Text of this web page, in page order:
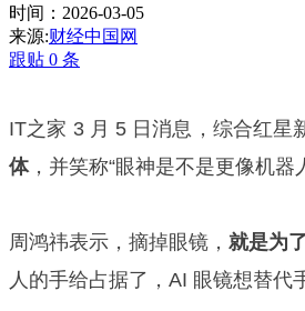
时间：2026-03-05
来源:财经中国网
跟贴 0 条
IT之家 3 月 5 日消息，综合红星
体，并笑称“眼神是不是更像机器
周鸿祎表示，摘掉眼镜， 就是为
人的手给占据了，AI 眼镜想替代